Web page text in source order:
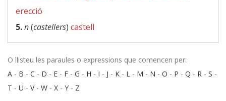
erecció
5.n(castellers) castell
O llisteu les paraules o expressions que comencen per:
A - B - C - D - E - F - G - H - I - J - K - L - M - N - O - P - Q - R - S -
T - U - V- W - X - Y - Z